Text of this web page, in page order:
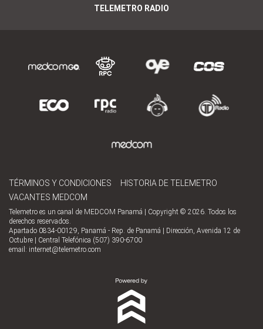
TELEMETRO RADIO
TÉRMINOS Y CONDICIONES
HISTORIA DE TELEMETRO
VACANTES MEDCOM
Telemetro es un canal de MEDCOM Panamá | Copyright © 2026. Todos los
derechos reservados.
Apartado 0834-00129, Panamá - Rep. de Panamá | Dirección, Avenida 12 de
Octubre | Central Telefónica (507) 390-6700
email: internet@telemetro.com